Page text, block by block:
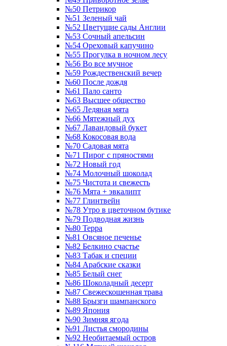
№50 Петрикор
№51 Зеленый чай
№52 Цветущие сады Англии
№53 Сочный апельсин
№54 Ореховый капучино
№55 Прогулка в ночном лесу
№56 Во все мучное
№59 Рождественский вечер
№60 После дождя
№61 Пало санто
№63 Высшее общество
№65 Ледяная мята
№66 Мятежный дух
№67 Лавандовый букет
№68 Кокосовая вода
№70 Садовая мята
№71 Пирог с пряностями
№72 Новый год
№74 Молочный шоколад
№75 Чистота и свежесть
№76 Мята + эвкалипт
№77 Глинтвейн
№78 Утро в цветочном бутике
№79 Подводная жизнь
№80 Терра
№81 Овсяное печенье
№82 Белкино счастье
№83 Табак и специи
№84 Арабские сказки
№85 Белый снег
№86 Шоколадный десерт
№87 Свежескошенная трава
№88 Брызги шампанского
№89 Япония
№90 Зимняя ягода
№91 Листья смородины
№92 Необитаемый остров